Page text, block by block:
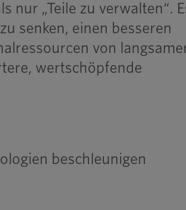
nur „Teile zu verwalten“.
senken, einen besseren
von
wertschöpfende
beschleunigen